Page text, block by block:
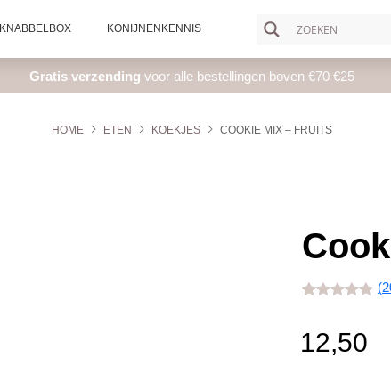
KNABBELBOX KONIJNENKENNIS
Gratis verzending voor alle bestellingen boven€70€25
HOME ETEN KOEKJES COOKIE MIX – FRUITS
gebaseerd
opklant
(
12,50